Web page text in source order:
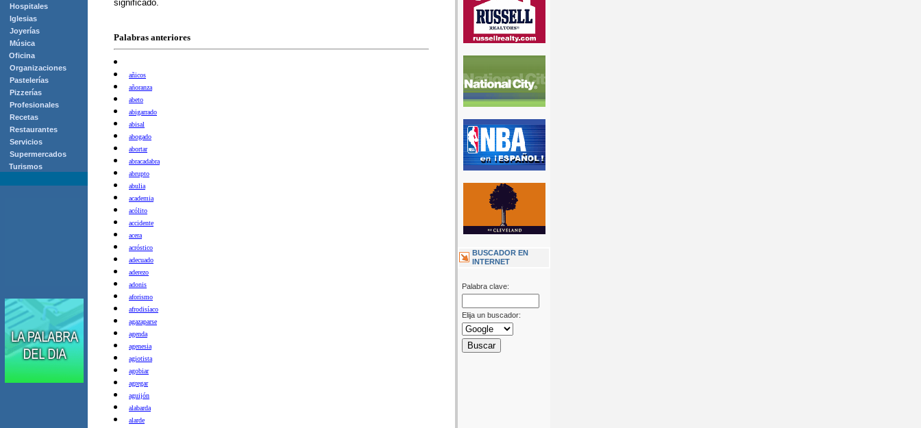
Hospitales
Iglesias
Joyerías
Música
Oficina
Organizaciones
Pastelerías
Pizzerías
Profesionales
Recetas
Restaurantes
Servicios
Supermercados
Turismos
significado.
Palabras anteriores
añicos
añoranza
abeto
abigarrado
abisal
abogado
abortar
abracadabra
abrupto
abulia
academia
acólito
accidente
acera
acróstico
adecuado
aderezo
adonis
aforismo
afrodisíaco
agazaparse
agenda
agenesia
agiotista
agobiar
agregar
aguijón
alabarda
alarde
BUSCADOR EN
INTERNET
Palabra clave:
Elija un buscador: